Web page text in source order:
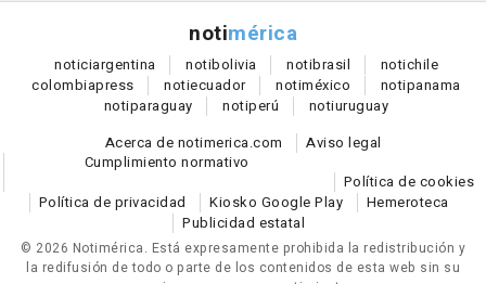
notimérica
noticiargentina notibolivia notibrasil notichile
colombiapress notiecuador notiméxico notipanama
notiparaguay notiperú notiuruguay
Acerca de notimerica.com
Aviso legal
Cumplimiento normativo
Política de cookies
Política de privacidad
Kiosko Google Play
Hemeroteca
Publicidad estatal
© 2026 Notimérica. Está expresamente prohibida la redistribución y
la redifusión de todo o parte de los contenidos de esta web sin su